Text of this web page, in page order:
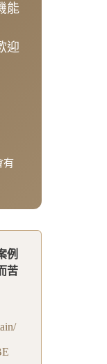
能
迎
有
例
苦